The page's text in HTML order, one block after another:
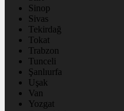
Sinop
Sivas
Tekirdağ
Tokat
Trabzon
Tunceli
Şanlıurfa
Uşak
Van
Yozgat